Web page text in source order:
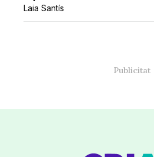
Laia Santís